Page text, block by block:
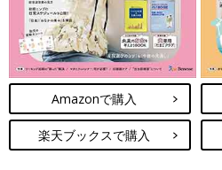
Amazonで購入
楽天ブックスで購入